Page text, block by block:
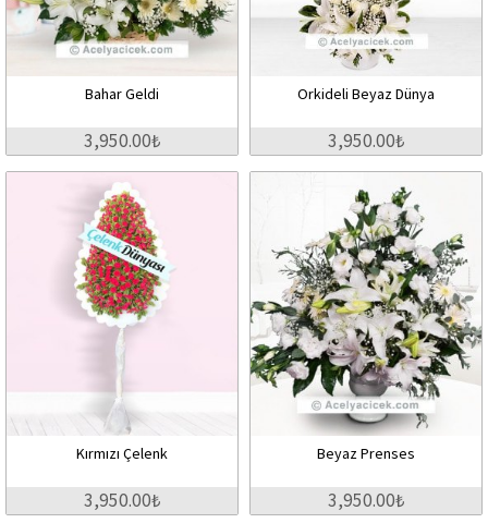
Bahar Geldi
3,950.00₺
Orkideli Beyaz Dünya
3,950.00₺
Kırmızı Çelenk
3,950.00₺
Beyaz Prenses
3,950.00₺